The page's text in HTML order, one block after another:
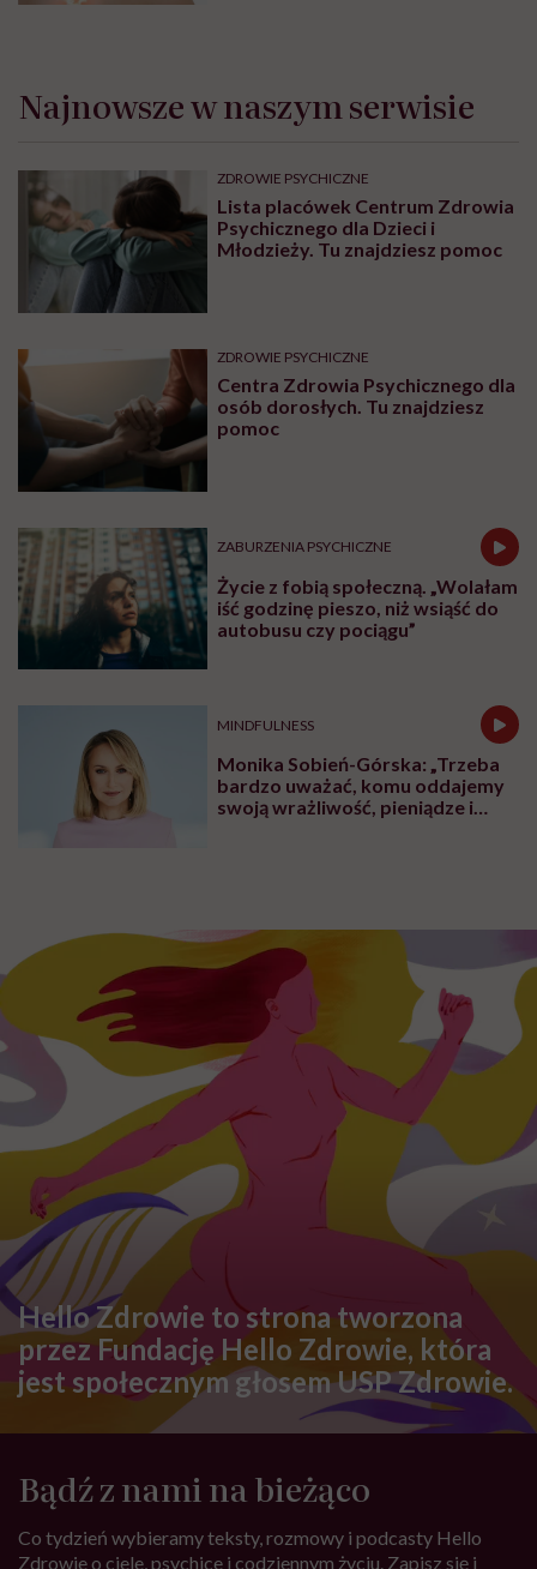
Najnowsze w naszym serwisie
ZDROWIE PSYCHICZNE
Lista placówek Centrum Zdrowia
Psychicznego dla Dzieci i
Młodzieży. Tu znajdziesz pomoc
ZDROWIE PSYCHICZNE
Centra Zdrowia Psychicznego dla
osób dorosłych. Tu znajdziesz
pomoc
ZABURZENIA PSYCHICZNE
Życie z fobią społeczną. „Wolałam
iść godzinę pieszo, niż wsiąść do
autobusu czy pociągu”
MINDFULNESS
Monika Sobień-Górska: „Trzeba
bardzo uważać, komu oddajemy
swoją wrażliwość, pieniądze i
Hello Zdrowie to strona tworzona
przez Fundację Hello Zdrowie, która
jest społecznym głosem USP Zdrowie.
Bądź z nami na bieżąco
Co tydzień wybieramy teksty, rozmowy i podcasty Hello
Zdrowie o ciele, psychice i codziennym życiu. Zapisz się i